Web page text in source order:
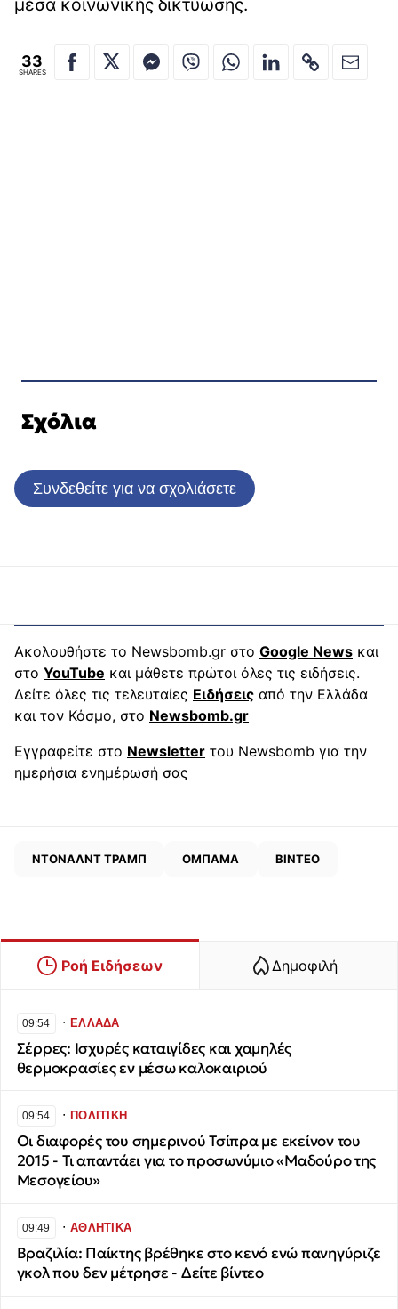
33
SHARES
Σχόλια
Συνδεθείτε για να σχολιάσετε
Ακολουθήστε το Newsbomb.gr στο Google News και
στο YouTube και μάθετε πρώτοι όλες τις ειδήσεις.
Δείτε όλες τις τελευταίες Ειδήσεις από την Ελλάδα
και τον Κόσμο, στο Newsbomb.gr
Εγγραφείτε στο Newsletter του Newsbomb για την
ημερήσια ενημέρωσή σας
ΝΤΟΝΑΛΝΤ ΤΡΑΜΠ ΟΜΠΑΜΑ ΒΙΝΤΕΟ
Ροή Ειδήσεων Δημοφιλή
09:54 ∙ΕΛΛΑΔΑ
Σέρρες: Ισχυρές καταιγίδες και χαμηλές
θερμοκρασίες εν μέσω καλοκαιριού
09:54 ∙ΠΟΛΙΤΙΚΗ
Οι διαφορές του σημερινού Τσίπρα με εκείνον του
2015 - Τι απαντάει για το προσωνύμιο «Μαδούρο της
Μεσογείου»
09:49 ∙ΑΘΛΗΤΙΚΑ
Βραζιλία: Παίκτης βρέθηκε στο κενό ενώ πανηγύριζε
γκολ που δεν μέτρησε - Δείτε βίντεο